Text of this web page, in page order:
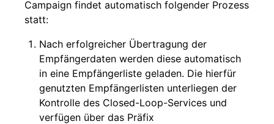
Campaign findet automatisch folgender Prozess
statt:
Nach erfolgreicher Übertragung der
Empfängerdaten werden diese automatisch
in eine Empfängerliste geladen. Die hierfür
genutzten Empfängerlisten unterliegen der
Kontrolle des Closed-Loop-Services und
verfügen über das Präfix